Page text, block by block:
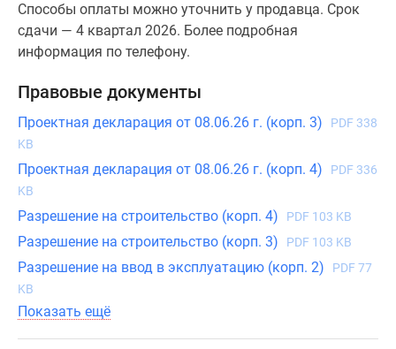
Способы оплаты можно уточнить у продавца. Срок
сдачи — 4 квартал 2026. Более подробная
информация по телефону.
Правовые документы
Проектная декларация от 08.06.26 г. (корп. 3)
PDF 338
KB
Проектная декларация от 08.06.26 г. (корп. 4)
PDF 336
KB
Разрешение на строительство (корп. 4) PDF 103 KB
Разрешение на строительство (корп. 3) PDF 103 KB
Разрешение на ввод в эксплуатацию (корп. 2)
PDF 77
KB
Показать ещё